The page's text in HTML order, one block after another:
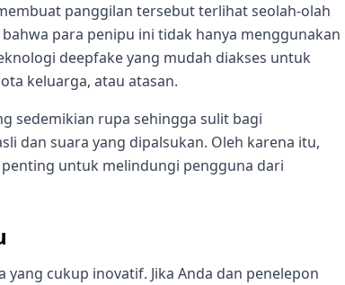
panggilan tersebut terlihat seolah-olah
para penipu ini tidak hanya menggunakan
deepfake yang mudah diakses untuk
keluarga, atau atasan.
sedemikian rupa sehingga sulit bagi
dan suara yang dipalsukan. Oleh karena itu,
untuk melindungi pengguna dari
cukup inovatif. Jika Anda dan penelepon